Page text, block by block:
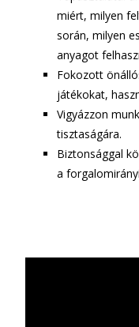
miért, milyen
során, milyen
anyagot
Fokozott
játékokat,
Vigyázzon
tisztaságára.
Biztonsággal
a